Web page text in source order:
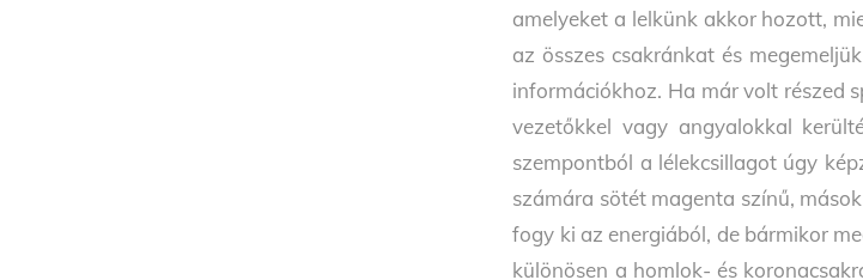
amelyeket a lelkünk akkor hozott,
az összes csakránkat és
információkhoz. Ha már volt részed
vezetőkkel vagy angyalokkal
szempontból a lélekcsillagot úgy
számára sötét magenta színű,
fogy ki az energiából, de bármikor
különösen a homlok- és